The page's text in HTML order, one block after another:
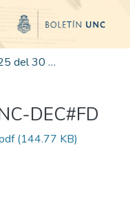
Edición 006/2025 del 30 de junio de 2025
DEC#FD
(144.77 KB)